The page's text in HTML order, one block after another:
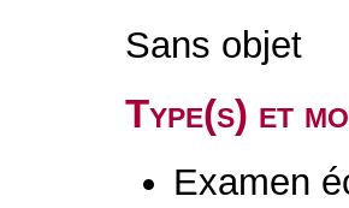
Sans objet
Type(s) et
Examen